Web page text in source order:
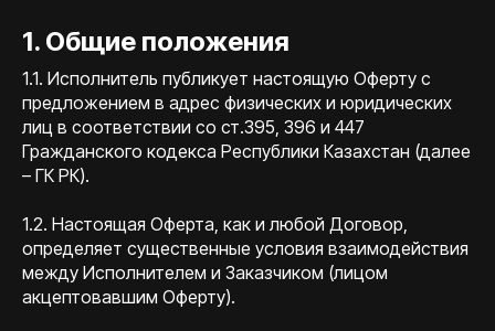
1. Общие положения
1.1. Исполнитель публикует настоящую Оферту с
предложением в адрес физических и юридических
лиц в соответствии со ст.395, 396 и 447
Гражданского кодекса Республики Казахстан (далее
– ГК РК).
1.2. Настоящая Оферта, как и любой Договор,
определяет существенные условия взаимодействия
между Исполнителем и Заказчиком (лицом
акцептовавшим Оферту).